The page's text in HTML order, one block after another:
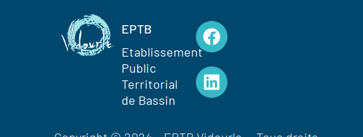
EPTB
Etablissement
Public
Territorial
de Bassin